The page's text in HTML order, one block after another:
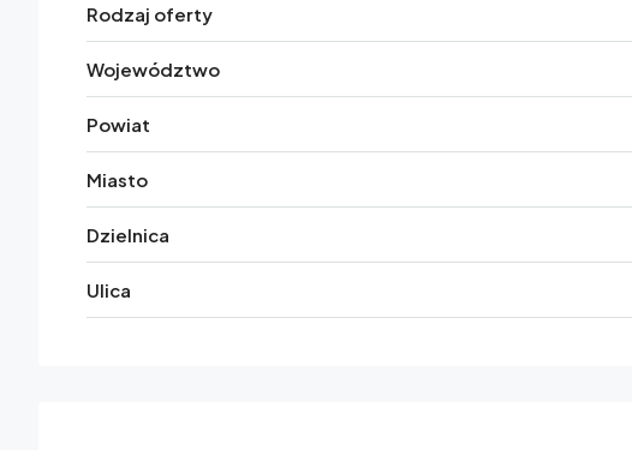
Województwo
Powiat
Miasto
Dzielnica
Ulica
Rodzaj oferty